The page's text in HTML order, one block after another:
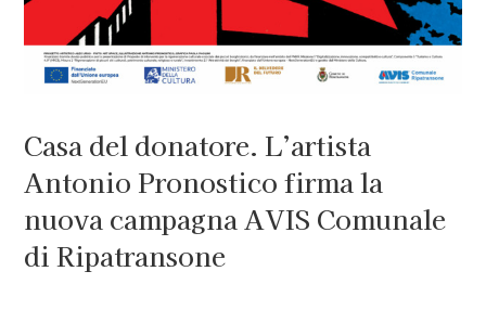
Casa del donatore. L’artista
Antonio Pronostico firma la
nuova campagna AVIS Comunale
di Ripatransone